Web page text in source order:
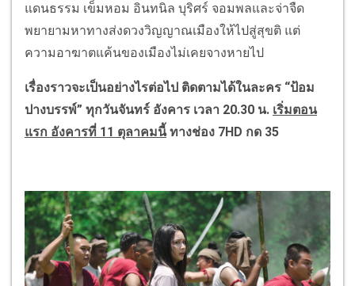
แดนธรรม เข็มหอม อินทนิล บุริศร์ จอมพลและจ่าจืด
พยายามหาทางส่งดวงวิญญาณเมืองให้ไปสู่สุขติ แต่
ความอาฆาตแค้นของเมืองไม่เคยจางหายไป
เรื่องราวจะเป็นอย่างไรต่อไป ติดตามได้ในละคร “ป้อม
ปางบรรพ์” ทุกวันจันทร์ อังคาร เวลา 20.30 น. เริ่มตอน
แรก อังคารที่ 11 ตุลาคมนี้ทางช่อง 7HD กด 35